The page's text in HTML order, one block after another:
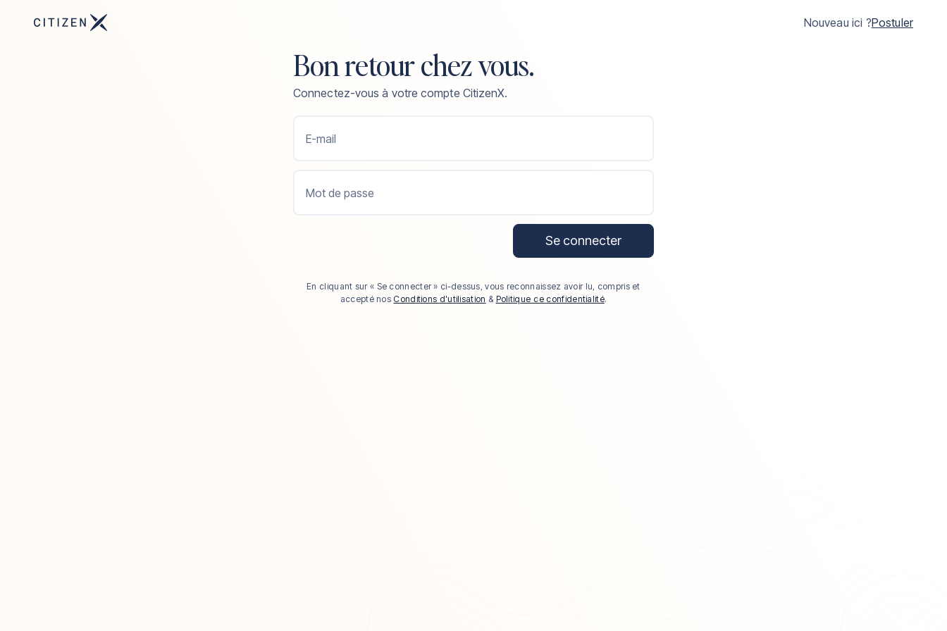
Nouveau ici ?Postuler
Bon retour chez vous.
Connectez-vous à votre compte CitizenX.
E-mail
Mot de passe
Se connecter
En cliquant sur « Se connecter » ci-dessus, vous reconnaissez avoir lu, compris et
accepté nos Conditions d'utilisation & Politique de confidentialité.